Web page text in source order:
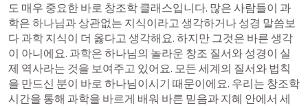
도 매우 중요한 바로 창조학 클래스입니다. 많은 사람들이 과
학은 하나님과 상관없는 지식이라고 생각하거나 성경 말씀보
다 과학 지식이 더 옳다고 생각해요. 하지만 그것은 바른 생각
이 아니에요. 과학은 하나님의 놀라운 창조 질서와 성경이 실
제 역사라는 것을 보여주고 있어요. 모든 세계의 질서와 법칙
을 만드신 분이 바로 하나님이시기 때문이에요. 우리는 창조학
시간을 통해 과학을 바르게 배워 바른 믿음과 지혜 안에서 세